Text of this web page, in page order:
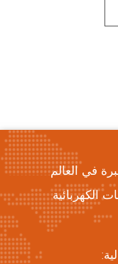
في العالم
الكهربائية